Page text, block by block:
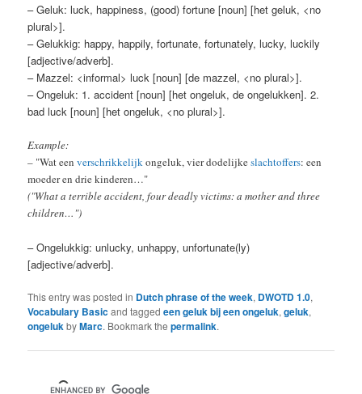
– Geluk: luck, happiness, (good) fortune [noun] [het geluk, <no
plural>].
– Gelukkig: happy, happily, fortunate, fortunately, lucky, luckily
[adjective/adverb].
– Mazzel: <informal> luck [noun] [de mazzel, <no plural>].
– Ongeluk: 1. accident [noun] [het ongeluk, de ongelukken]. 2.
bad luck [noun] [het ongeluk, <no plural>].
Example:
– "Wat eenverschrikkelijkongeluk, vier dodelijkeslachtoffers: een
moeder en drie kinderen…"
("What a terrible accident, four deadly victims: a mother and three
children…")
– Ongelukkig: unlucky, unhappy, unfortunate(ly)
[adjective/adverb].
This entry was posted in Dutch phrase of the week, DWOTD 1.0,
Vocabulary Basicand taggedeen geluk bij een ongeluk,geluk,
ongelukbyMarc. Bookmark thepermalink.